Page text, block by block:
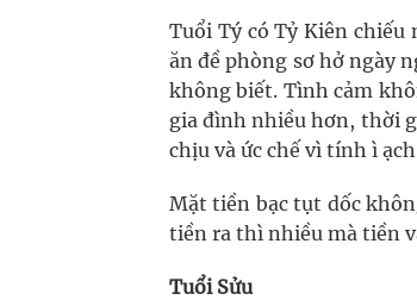
Tuổi Tý có Tỷ Kiên chiếu
ăn đề phòng sơ hở ngày
không biết. Tình cảm
gia đình nhiều hơn, thời
chịu và ức chế vì tính ì
Mặt tiền bạc tụt dốc
tiền ra thì nhiều mà tiền
Tuổi Sửu